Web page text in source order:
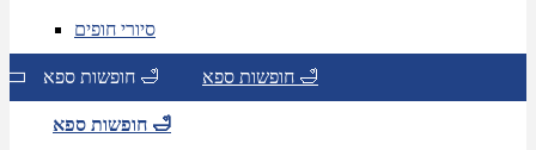
סיורי חופים
חופשות ספא 🛁 חופשות ספא 🛁
חופשות ספא 🛁